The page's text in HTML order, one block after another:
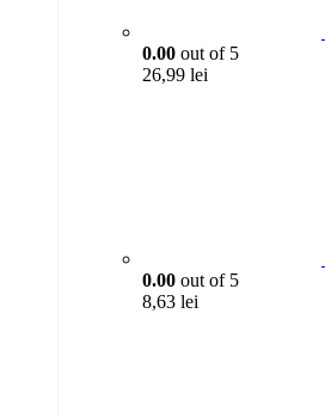
0.00 out of 5
26,99 lei
0.00 out of 5
8,63 lei